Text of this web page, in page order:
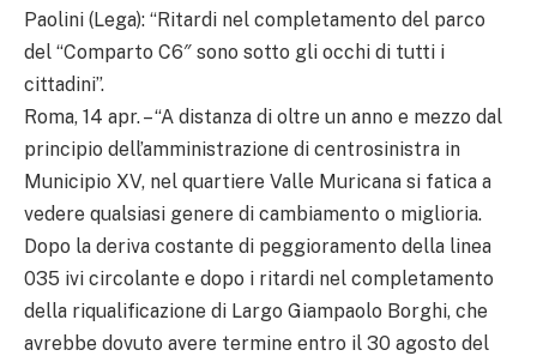
Paolini (Lega): “Ritardi nel completamento del parco
del “Comparto C6″ sono sotto gli occhi di tutti i
cittadini”.
Roma, 14 apr. – “A distanza di oltre un anno e mezzo dal
principio dell’amministrazione di centrosinistra in
Municipio XV, nel quartiere Valle Muricana si fatica a
vedere qualsiasi genere di cambiamento o miglioria.
Dopo la deriva costante di peggioramento della linea
035 ivi circolante e dopo i ritardi nel completamento
della riqualificazione di Largo Giampaolo Borghi, che
avrebbe dovuto avere termine entro il 30 agosto del